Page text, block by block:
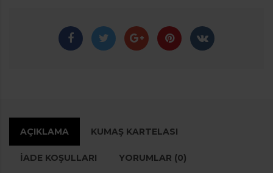
AÇIKLAMA KUMAŞ KARTELASI
İADE KOŞULLARI YORUMLAR (0)